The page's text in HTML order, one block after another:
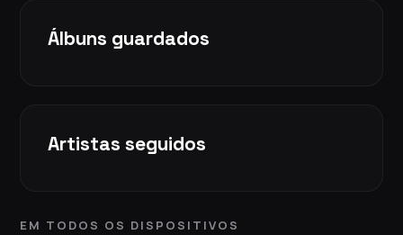
Álbuns guardados
Artistas seguidos
EM TODOS OS DISPOSITIVOS